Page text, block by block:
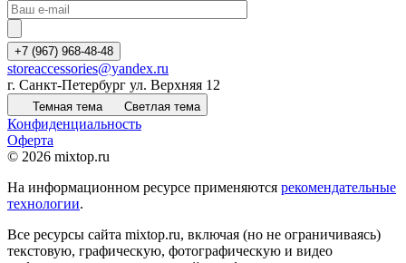
+7 (967) 968-48-48
storeaccessories@yandex.ru
г. Санкт-Петербург ул. Верхняя 12
Темная тема Светлая тема
Конфиденциальность
Оферта
© 2026 mixtop.ru
На информационном ресурсе применяются рекомендательные
технологии.
Все ресурсы сайта mixtop.ru, включая (но не ограничиваясь)
текстовую, графическую, фотографическую и видео